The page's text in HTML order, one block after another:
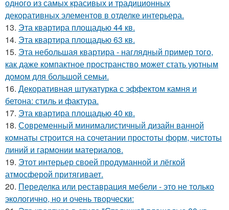
одного из самых красивых и традиционных
декоративных элементов в отделке интерьера.
13. Эта квартира площадью 44 кв.
14. Эта квартира площадью 63 кв.
15. Эта небольшая квартира - наглядный пример того,
как даже компактное пространство может стать уютным
домом для большой семьи.
16. Декоративная штукатурка с эффектом камня и
бетона: стиль и фактура.
17. Эта квартира площадью 40 кв.
18. Современный минималистичный дизайн ванной
комнаты строится на сочетании простоты форм, чистоты
линий и гармонии материалов.
19. Этот интерьер своей продуманной и лёгкой
атмосферой притягивает.
20. Переделка или реставрация мебели - это не только
экологично, но и очень творчески: